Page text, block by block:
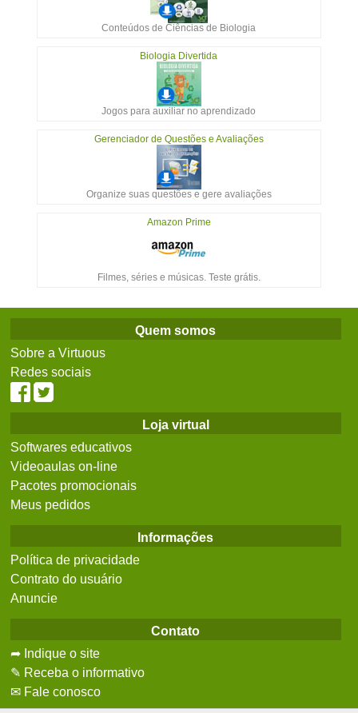
Conteúdos de Ciências de Biologia
Biologia Divertida
Jogos para auxiliar no aprendizado
Gerenciador de Questões e Avaliações
Organize suas questões e gere avaliações
Amazon Prime
Filmes, séries e músicas. Teste grátis.
Quem somos
Sobre a Virtuous
Redes sociais
Loja virtual
Softwares educativos
Videoaulas on-line
Pacotes promocionais
Meus pedidos
Informações
Política de privacidade
Contrato do usuário
Anuncie
Contato
➦ Indique o site
✎ Receba o informativo
✉ Fale conosco